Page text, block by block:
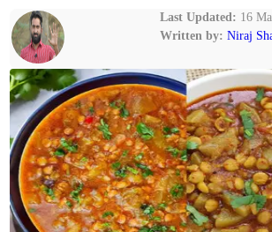
Last Updated: 16
Written by: Niraj